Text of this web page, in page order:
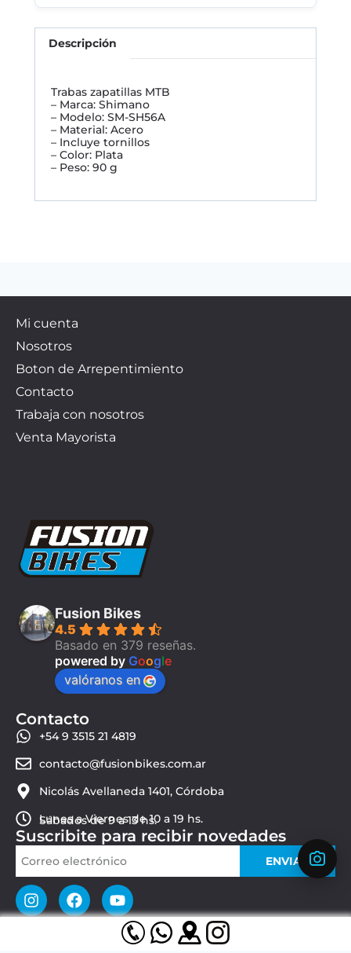
Descripción
Trabas zapatillas MTB
– Marca: Shimano
– Modelo: SM-SH56A
– Material: Acero
– Incluye tornillos
– Color: Plata
– Peso: 90 g
Mi cuenta
Nosotros
Boton de Arrepentimiento
Contacto
Trabaja con nosotros
Venta Mayorista
Fusion Bikes
4.5
Basado en 379 reseñas.
powered by Google
valóranos en
Contacto
+54 9 3515 21 4819
contacto@fusionbikes.com.ar
Nicolás Avellaneda 1401, Córdoba
Lunes a Viernes de 10 a 19 hs.
Sábados de 9 a 13 hs.
Suscribite para recibir novedades
ENVIAR
© 2026 Fusion Bikes